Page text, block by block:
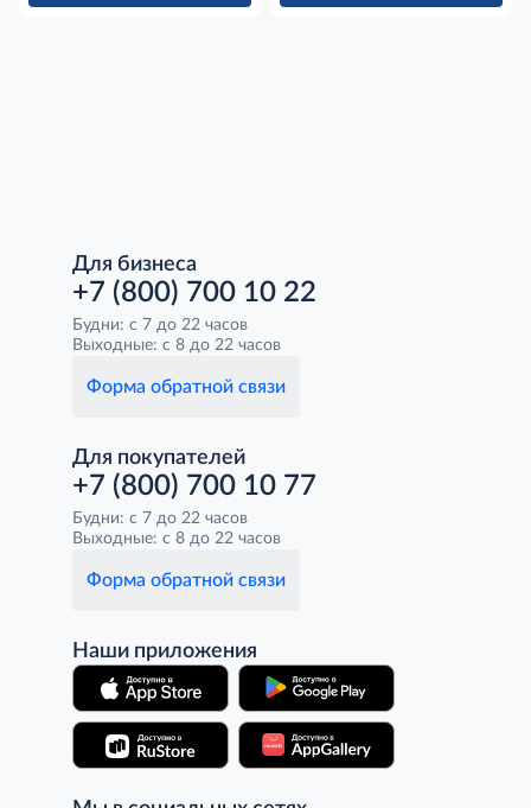
Для бизнеса
+7 (800) 700 10 22
Будни: с 7 до 22 часов
Выходные: с 8 до 22 часов
Форма обратной связи
Для покупателей
+7 (800) 700 10 77
Будни: с 7 до 22 часов
Выходные: с 8 до 22 часов
Форма обратной связи
Наши приложения